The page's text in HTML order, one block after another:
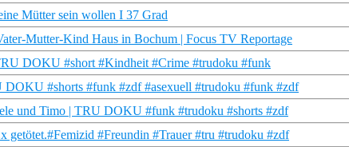
Mütter sein wollen I 37 Grad
Mutter-Kind Haus in Bochum | Focus TV Reportage
DOKU #short #Kindheit #Crime #trudoku #funk
DOKU #shorts #funk #zdf #asexuell #trudoku #funk #zdf
und Timo | TRU DOKU #funk #trudoku #shorts #zdf
getötet.#Femizid #Freundin #Trauer #tru #trudoku #zdf